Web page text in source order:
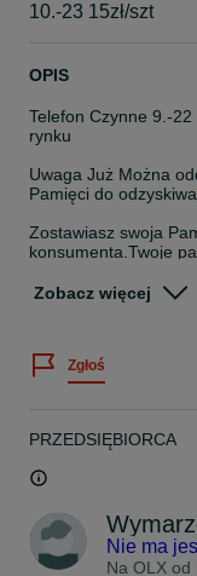
10.-23 15zł/szt
OPIS
Telefon Czynne 9.-
rynku
Uwaga Już Można
Pamięci do
Zostawiasz swoja
konsumenta.Twoje
przegrać poprawnie
.Zgrywamy też
odzyskujemy z
0.Jeśli taśmy są
Cena się nie zmienia
nie oferujemy.
jeszcze ich stan. Nie
Zobacz więcej
Zgłoś
PRZEDSIĘBIORCA
Nie ma
Na OLX od